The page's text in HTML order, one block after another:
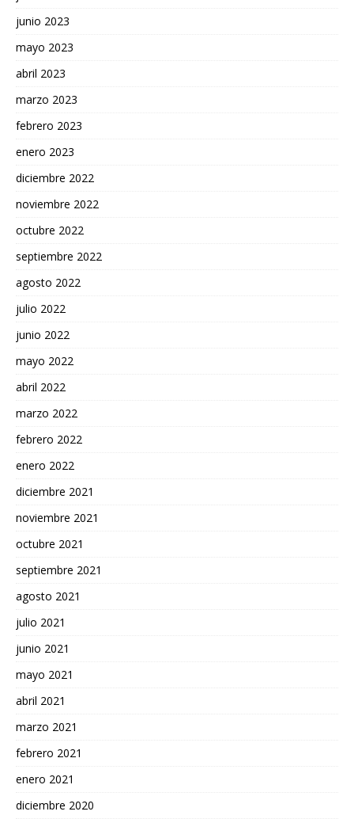
junio 2023
mayo 2023
abril 2023
marzo 2023
febrero 2023
enero 2023
diciembre 2022
noviembre 2022
octubre 2022
septiembre 2022
agosto 2022
julio 2022
junio 2022
mayo 2022
abril 2022
marzo 2022
febrero 2022
enero 2022
diciembre 2021
noviembre 2021
octubre 2021
septiembre 2021
agosto 2021
julio 2021
junio 2021
mayo 2021
abril 2021
marzo 2021
febrero 2021
enero 2021
diciembre 2020